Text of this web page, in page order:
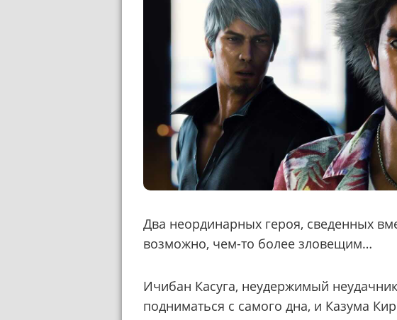
Два неординарных героя, сведенных
возможно, чем-то более зловещим…
Ичибан Касуга, неудержимый
подниматься с самого дна, и Казума